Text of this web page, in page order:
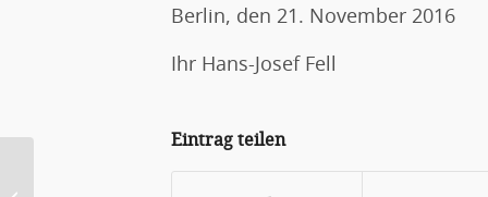
Berlin, den 21. November 2016
Ihr Hans-Josef Fell
Eintrag teilen
Der Klimaschutzplan der